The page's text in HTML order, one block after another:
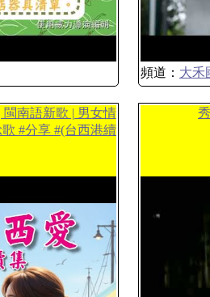
頻道： 大禾
閩南語新歌 | 男女情
#分享 #(台西港續